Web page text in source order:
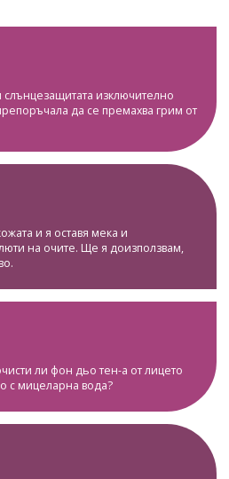
слънцезащитата изключително
да се премахва грим от
и я оставя мека и
на очите. Ще я доизползвам,
ли фон дьо тен-а от лицето
с мицеларна вода?